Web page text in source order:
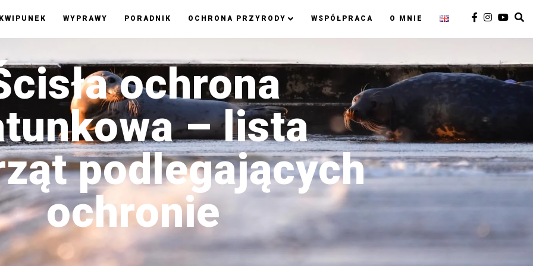
WYPRAWY PORADNIK OCHRONA PRZYRODY WSPÓŁPRACA O MNIE
ochrona
– lista
podlegających
ochronie